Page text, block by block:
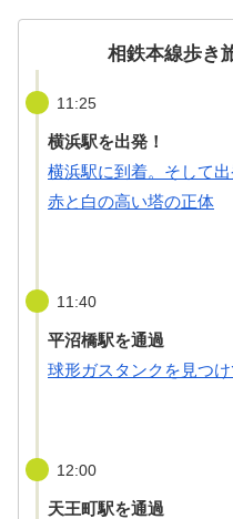
相鉄本線歩き
11:25
横浜駅を出発！
横浜駅に到着。そして出
赤と白の高い塔の正体
11:40
平沼橋駅を通過
球形ガスタンクを見つ
12:00
天王町駅を通過